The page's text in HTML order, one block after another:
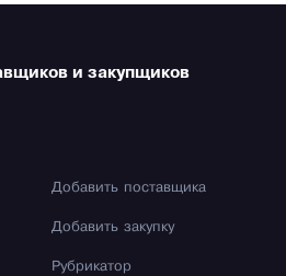
и закупщиков
Добавить поставщика
Добавить закупку
Рубрикатор